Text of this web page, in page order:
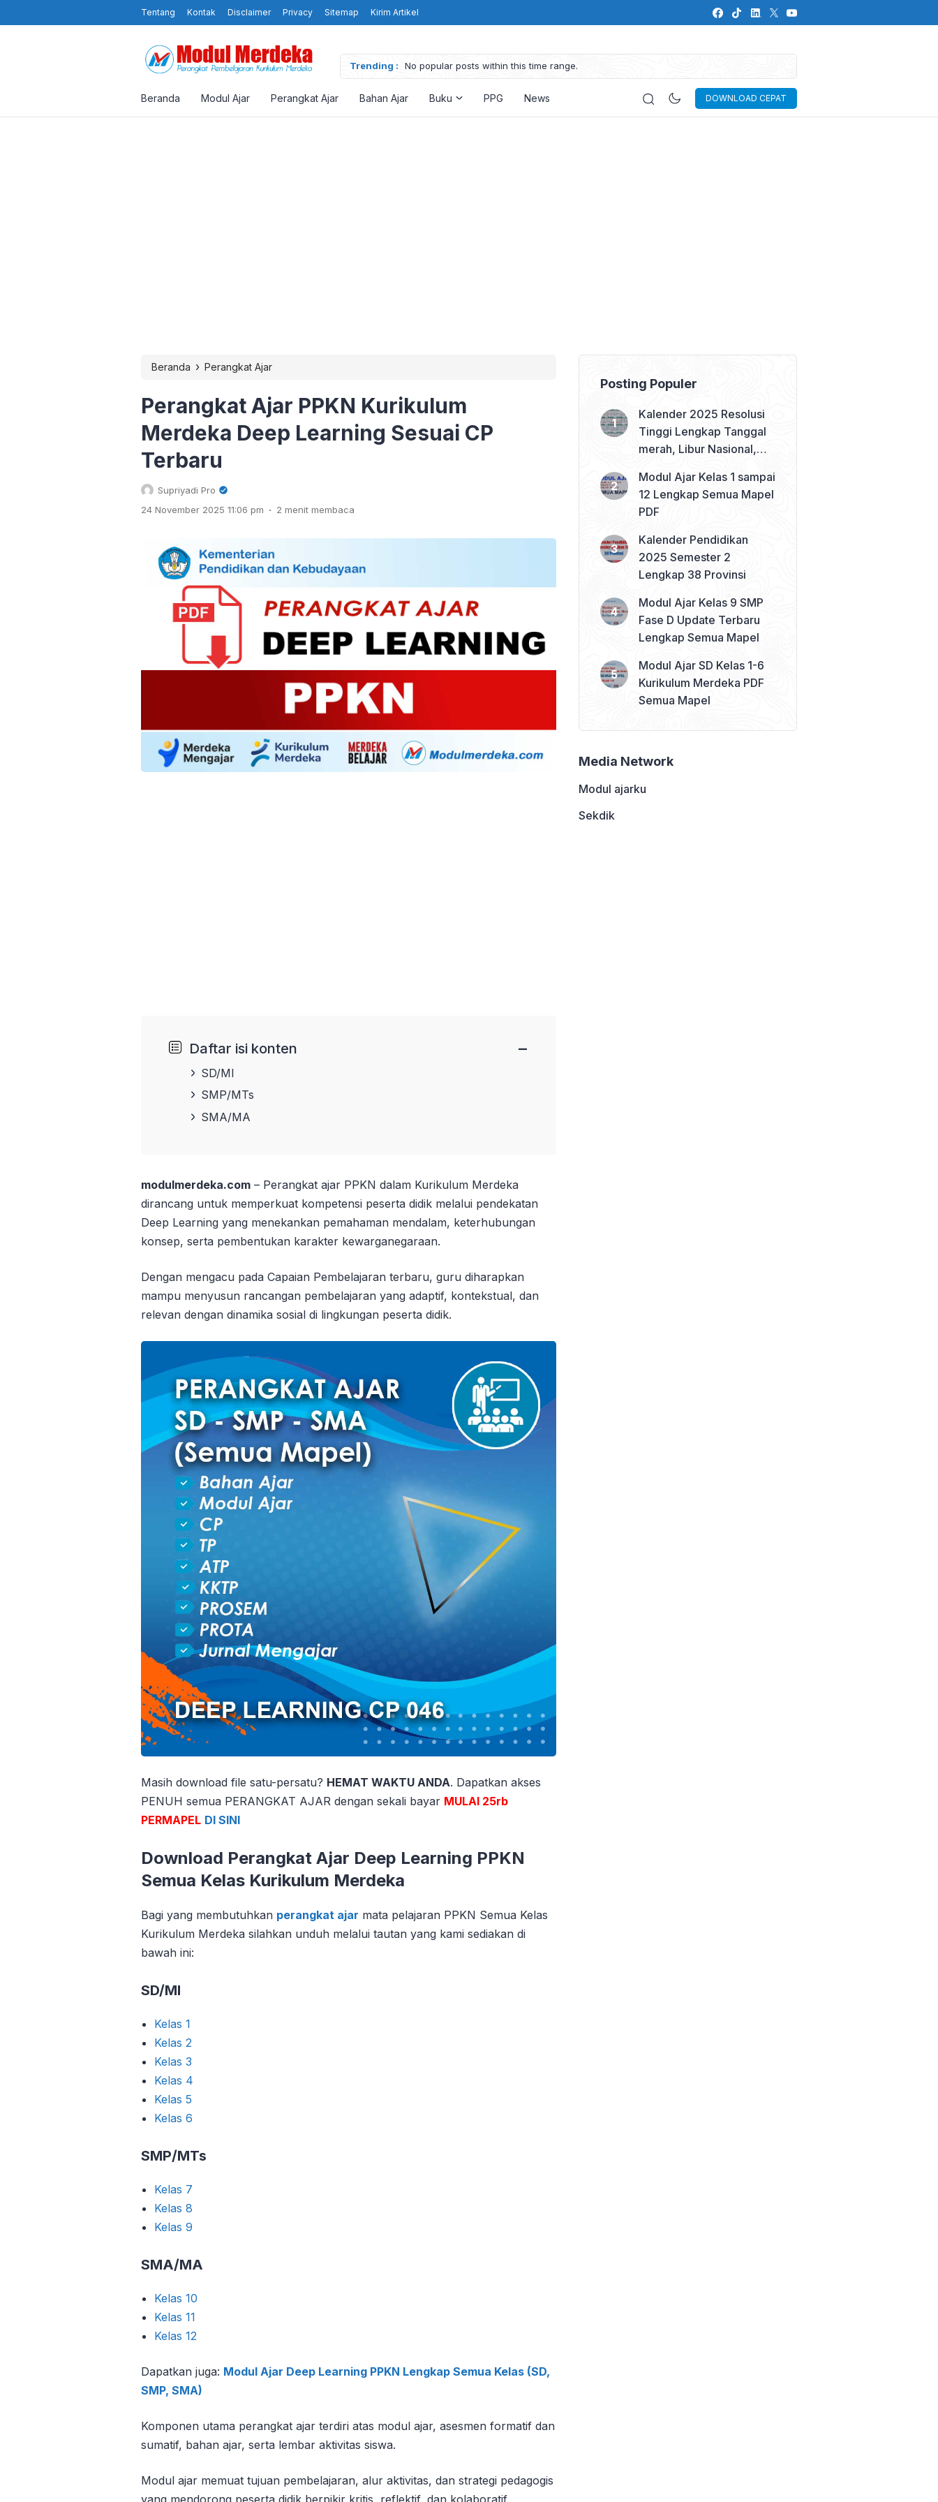
Tentang Kontak Disclaimer Privacy Sitemap Kirim Artikel
Trending : No popular posts within this time range.
DOWNLOAD CEPAT
Beranda Modul Ajar Perangkat Ajar Bahan Ajar Buku PPG News
Beranda › Perangkat Ajar
Perangkat Ajar PPKN Kurikulum
Merdeka Deep Learning Sesuai CP
Terbaru
Supriyadi Pro
24 November 2025 11:06 pm . 2 menit membaca
Daftar isi konten −
SD/MI
SMP/MTs
SMA/MA
modulmerdeka.com – Perangkat ajar PPKN dalam Kurikulum Merdeka
dirancang untuk memperkuat kompetensi peserta didik melalui pendekatan
Deep Learning yang menekankan pemahaman mendalam, keterhubungan
konsep, serta pembentukan karakter kewarganegaraan.
Dengan mengacu pada Capaian Pembelajaran terbaru, guru diharapkan
mampu menyusun rancangan pembelajaran yang adaptif, kontekstual, dan
relevan dengan dinamika sosial di lingkungan peserta didik.
Masih download file satu-persatu? HEMAT WAKTU ANDA. Dapatkan akses
PENUH semua PERANGKAT AJAR dengan sekali bayar MULAI 25rb
PERMAPEL DI SINI
Download Perangkat Ajar Deep Learning PPKN
Semua Kelas Kurikulum Merdeka
Bagi yang membutuhkan perangkat ajar mata pelajaran PPKN Semua Kelas
Kurikulum Merdeka silahkan unduh melalui tautan yang kami sediakan di
bawah ini:
SD/MI
Kelas 1
Kelas 2
Kelas 3
Kelas 4
Kelas 5
Kelas 6
SMP/MTs
Kelas 7
Kelas 8
Kelas 9
SMA/MA
Kelas 10
Kelas 11
Kelas 12
Dapatkan juga: Modul Ajar Deep Learning PPKN Lengkap Semua Kelas (SD,
SMP, SMA)
Komponen utama perangkat ajar terdiri atas modul ajar, asesmen formatif dan
sumatif, bahan ajar, serta lembar aktivitas siswa.
Modul ajar memuat tujuan pembelajaran, alur aktivitas, dan strategi pedagogis
yang mendorong peserta didik berpikir kritis, reflektif, dan kolaboratif.
Posting Populer
Kalender 2025 Resolusi
Tinggi Lengkap Tanggal
merah, Libur Nasional,
Modul Ajar Kelas 1 sampai
12 Lengkap Semua Mapel
PDF
Kalender Pendidikan
2025 Semester 2
Lengkap 38 Provinsi
Modul Ajar Kelas 9 SMP
Fase D Update Terbaru
Lengkap Semua Mapel
Modul Ajar SD Kelas 1-6
Kurikulum Merdeka PDF
Semua Mapel
Media Network
Modul ajarku
Sekdik